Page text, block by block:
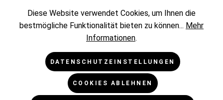
KUNDENINFORMATIONEN
RECHTLICHES
Diese Website verwendet Cookies, um Ihnen die
bestmögliche Funktionalität bieten zu können... Mehr
Informationen.
DATENSCHUTZEINSTELLUNGEN
COOKIES ABLEHNEN